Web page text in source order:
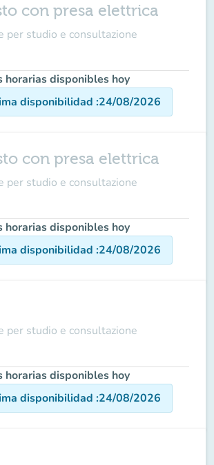
con presa elettrica
per studio e consultazione
horarias disponibles hoy
disponibilidad :24/08/2026
con presa elettrica
per studio e consultazione
horarias disponibles hoy
disponibilidad :24/08/2026
per studio e consultazione
horarias disponibles hoy
disponibilidad :24/08/2026